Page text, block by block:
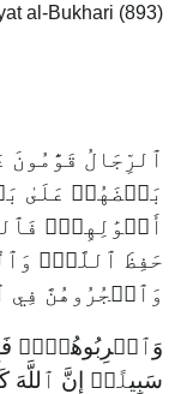
al-Bukhari (893)
ٱلرِّجَالُ قَوَّٰمُونَ
بَعۡضَهُمۡ عَلَىٰ
أَمۡوَٰلِهِمۡۚ
حَفِظَ ٱللَّهُۚ
وَٱهۡجُرُوهُنَّ فِي
وَٱضۡرِبُوهُنَّۖ
سَبِيلًاۗ إِنَّ ٱللَّهَ